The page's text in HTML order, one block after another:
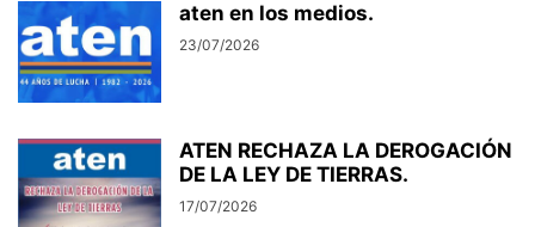
aten en los medios.
23/07/2026
ATEN RECHAZA LA DEROGACIÓN
DE LA LEY DE TIERRAS.
17/07/2026